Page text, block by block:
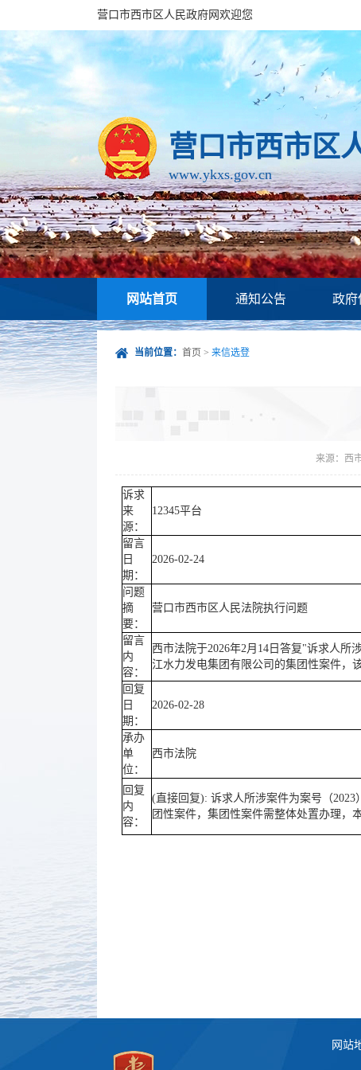
营口市西市区人民政府网欢迎您
营口市西市区
www.ykxs.gov.cn
网站首页 通知公告 政府
当前位置： 首页 > 来信选登
来源： 西
诉求
来
源：
12345平台
留言
日
期：
2026-02-24
问题
摘
要：
营口市西市区人民法院执行问题
留言
内
容：
西市法院于2026年2月14日答复"诉求人所
江水力发电集团有限公司的集团性案件，
回复
日
期：
2026-02-28
承办
单
位：
西市法院
回复
内
容：
(直接回复): 诉求人所涉案件为案号（
团性案件，集团性案件需整体处置办理，
网站